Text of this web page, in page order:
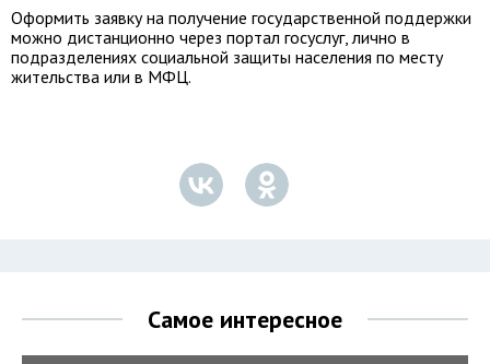
Оформить заявку на получение государственной поддержки
можно дистанционно через портал госуслуг, лично в
подразделениях социальной защиты населения по месту
жительства или в МФЦ.
Самое интересное